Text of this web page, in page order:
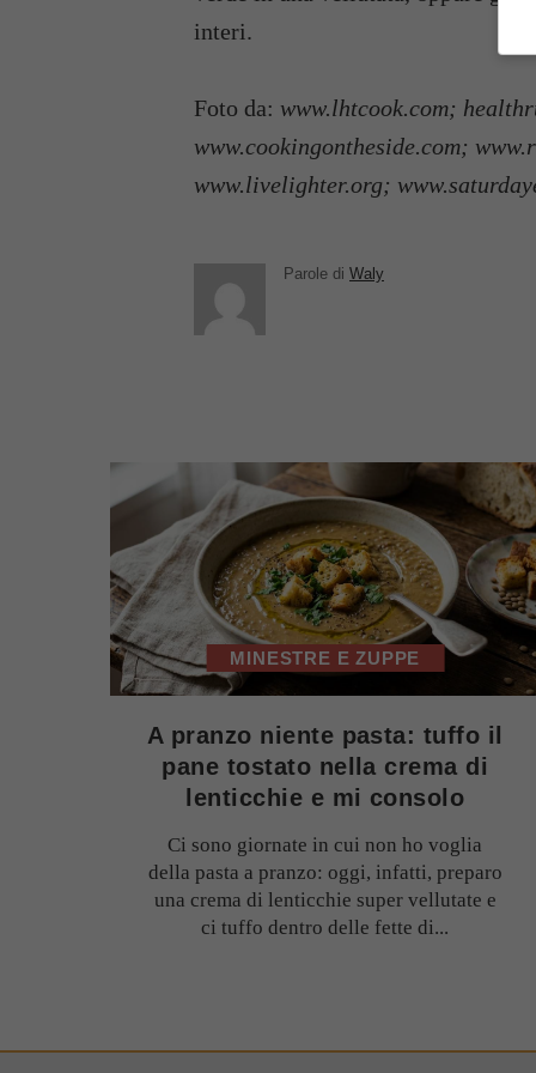
interi.
Foto da: www.lhtcook.com;
www.cookingontheside.com;
www.livelighter.org;
Parole di Waly
MINESTRE E ZUPPE
A pranzo niente pasta: tuffo il
pane tostato nella crema di
lenticchie e mi consolo
Ci sono giornate in cui non ho voglia
della pasta a pranzo: oggi, infatti, preparo
una crema di lenticchie super vellutate e
ci tuffo dentro delle fette di...